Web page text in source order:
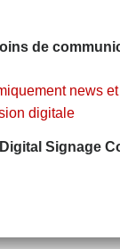
de
news
digitale
Signage